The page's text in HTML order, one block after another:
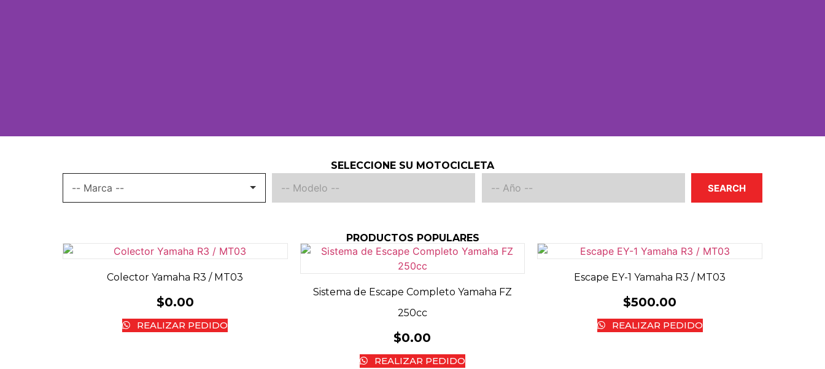
SELECCIONE SU MOTOCICLETA
SEARCH
PRODUCTOS POPULARES
Colector Yamaha R3 / MT03
$0.00
REALIZAR PEDIDO
Sistema de Escape Completo Yamaha FZ
250cc
$0.00
REALIZAR PEDIDO
Escape EY-1 Yamaha R3 / MT03
$500.00
REALIZAR PEDIDO